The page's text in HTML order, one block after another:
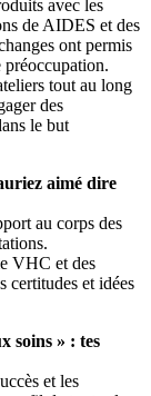
avec les
de AIDES et des
ont permis
préoccupation.
tout au long
des
le but
aimé dire
au corps des
VHC et des
certitudes et idées
soins » : tes
et les